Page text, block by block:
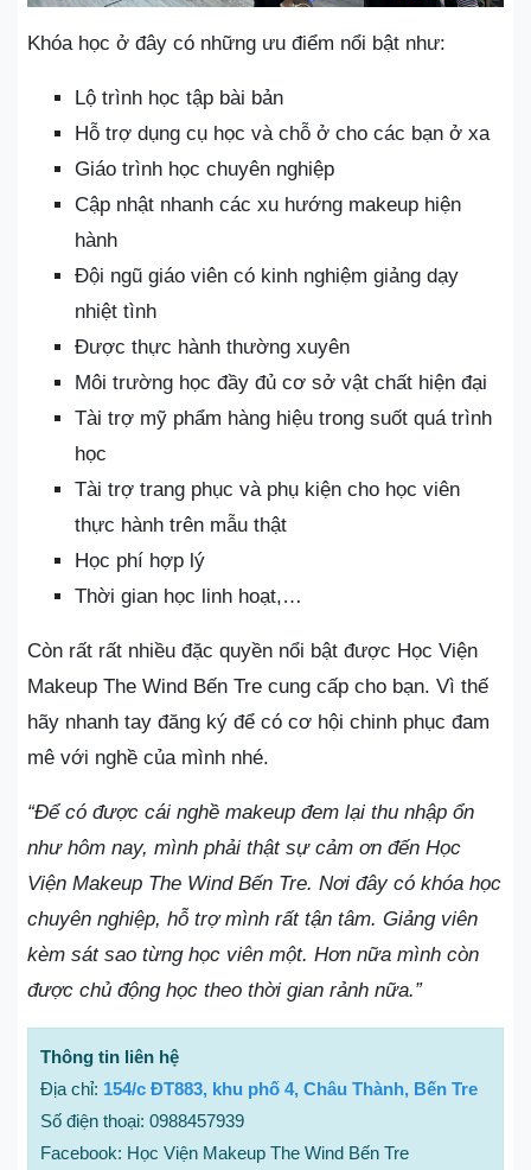
Khóa học ở đây có những ưu điểm nổi bật như:
Lộ trình học tập bài bản
Hỗ trợ dụng cụ học và chỗ ở cho các bạn ở xa
Giáo trình học chuyên nghiệp
Cập nhật nhanh các xu hướng makeup hiện
hành
Đội ngũ giáo viên có kinh nghiệm giảng dạy
nhiệt tình
Được thực hành thường xuyên
Môi trường học đầy đủ cơ sở vật chất hiện đại
Tài trợ mỹ phẩm hàng hiệu trong suốt quá trình
học
Tài trợ trang phục và phụ kiện cho học viên
thực hành trên mẫu thật
Học phí hợp lý
Thời gian học linh hoạt,…
Còn rất rất nhiều đặc quyền nổi bật được Học Viện
Makeup The Wind Bến Tre cung cấp cho bạn. Vì thế
hãy nhanh tay đăng ký để có cơ hội chinh phục đam
mê với nghề của mình nhé.
“Để có được cái nghề makeup đem lại thu nhập ổn
như hôm nay, mình phải thật sự cảm ơn đến Học
Viện Makeup The Wind Bến Tre. Nơi đây có khóa học
chuyên nghiệp, hỗ trợ mình rất tận tâm. Giảng viên
kèm sát sao từng học viên một. Hơn nữa mình còn
được chủ động học theo thời gian rảnh nữa.”
Thông tin liên hệ
Địa chỉ: 154/c ĐT883, khu phố 4, Châu Thành, Bến Tre
Số điện thoại: 0988457939
Facebook: Học Viện Makeup The Wind Bến Tre